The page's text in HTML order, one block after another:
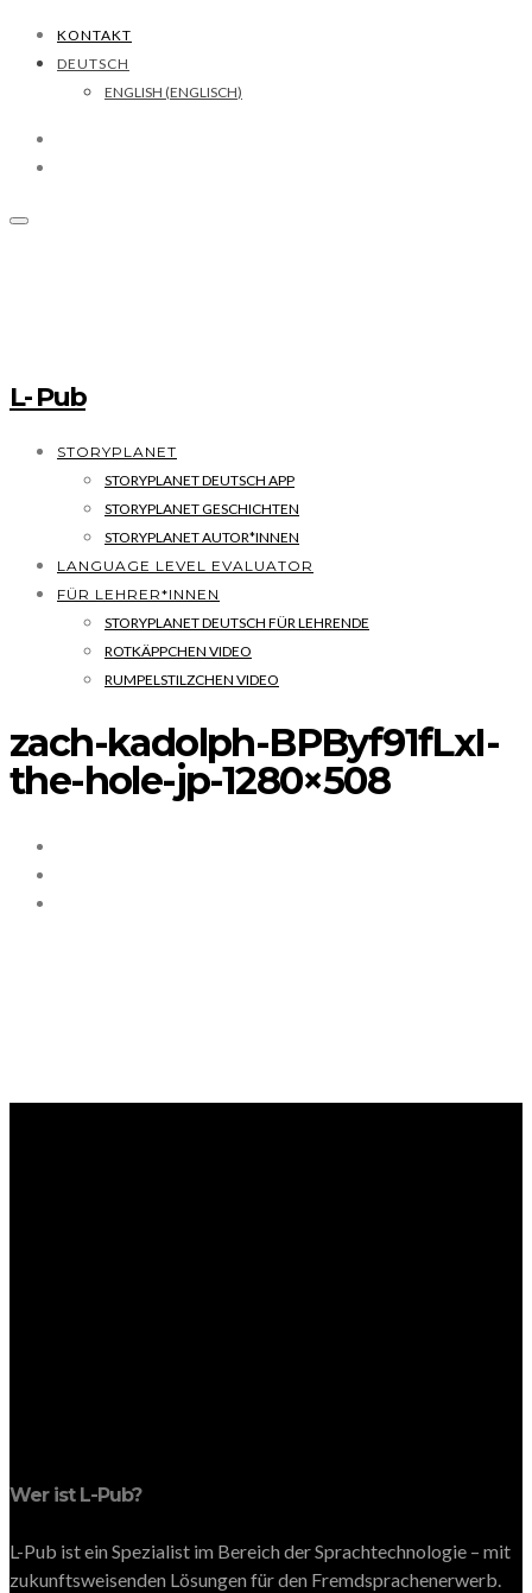
KONTAKT
DEUTSCH
ENGLISH (ENGLISCH)
L- Pub
STORYPLANET
STORYPLANET DEUTSCH APP
STORYPLANET GESCHICHTEN
STORYPLANET AUTOR*INNEN
LANGUAGE LEVEL EVALUATOR
FÜR LEHRER*INNEN
STORYPLANET DEUTSCH FÜR LEHRENDE
ROTKÄPPCHEN VIDEO
RUMPELSTILZCHEN VIDEO
zach-kadolph-BPByf91fLxI-
the-hole-jp-1280×508
Wer ist L-Pub?
L-Pub ist ein Spezialist im Bereich der Sprachtechnologie – mit
zukunftsweisenden Lösungen für den Fremdsprachenerwerb.